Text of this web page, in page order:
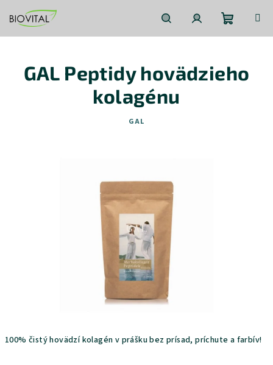
HľadaťPrihlásenie
košík
100% čistý hovädzí kolagén v prášku bez prísad, príchute a farbív!
GAL Peptidy hovädzieho
kolagénu
GAL